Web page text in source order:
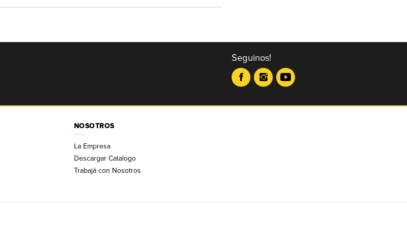
Seguinos!
NOSOTROS
La Empresa
Descargar Catalogo
Trabajá con Nosotros